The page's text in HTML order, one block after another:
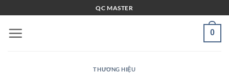
qua
nội
QC MASTER
0
THƯƠNG HIỆU